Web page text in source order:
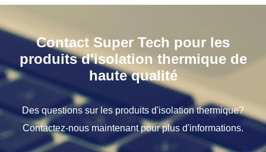
Contact Super Tech pour les
produits d'isolation thermique de
haute qualité
Des questions sur les produits d'isolation thermique?
Contactez-nous maintenant pour plus d'informations.